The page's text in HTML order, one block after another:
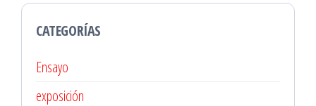
CATEGORÍAS
Ensayo
exposición